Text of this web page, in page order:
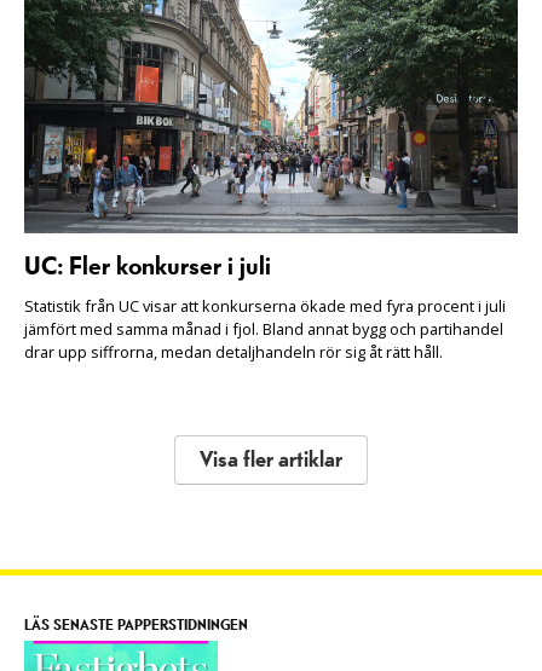
UC: Fler konkurser i juli
Statistik från UC visar att konkurserna ökade med fyra procent i juli
jämfört med samma månad i fjol. Bland annat bygg och partihandel
drar upp siffrorna, medan detaljhandeln rör sig åt rätt håll.
Visa fler artiklar
LÄS SENASTE PAPPERSTIDNINGEN